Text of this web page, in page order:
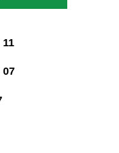
11
07